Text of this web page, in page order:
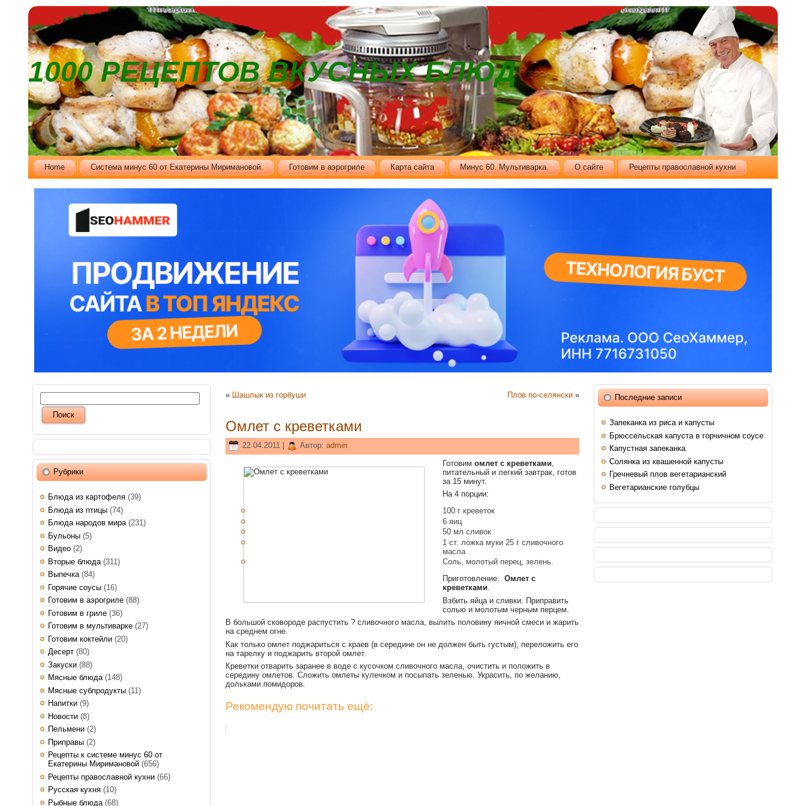
1000 РЕЦЕПТОВ ВКУСНЫХ БЛЮД
Home Cистема минус 60 от Екатерины Миримановой. Готовим в аэрогриле Карта сайта Минус 60. Мультиварка. О сайте Рецепты православной кухни
Рубрики
Блюда из картофеля (39)
Блюда из птицы (74)
Блюда народов мира(231)
Бульоны (5)
Видео (2)
Вторые блюда (311)
Выпечка(84)
Горячие соусы (16)
Готовим в аэрогриле (88)
Готовим в гриле (36)
Готовим в мультиварке (27)
Готовим коктейли (20)
Десерт (80)
Закуски (88)
Мясные блюда(148)
Мясные субпродукты (11)
Напитки (9)
Новости (8)
Пельмени (2)
Приправы (2)
Рецепты к системе минус 60 от
Екатерины Миримановой (656)
Рецепты православной кухни (66)
Русская кухня (10)
Рыбные блюда (68)
« Шашлык из горбуши Плов по-селянски »
Омлет с креветками
22.04.2011 | Автор: admin
Готовим омлет с креветками
питательный и легкий завтрак, готов
за 15 минут.
На 4 порции:
100 г креветок
6 яиц
50 мл сливок
1 ст. ложка муки 25 г сливочного
масла
Соль, молотый перец, зелень.
Приготовление: Омлет с
креветками.
Взбить яйца и сливки. Приправить
солью и молотым черным перцем.
В большой сковороде распустить ? сливочного масла, вылить половину яичной смеси и жарить
на среднем огне.
Как только омлет поджариться с краев (в середине он не должен быть густым), переложить его
на тарелку и поджарить второй омлет.
Креветки отварить заранее в воде с кусочком сливочного масла, очистить и положить в
середину омлетов. Сложить омлеты кулечком и посыпать зеленью. Украсить, по желанию,
дольками помидоров.
Рекомендую почитать ещё:
Последние записи
Запеканка из риса и капусты
Брюссельская капуста в горчичном соусе
Капустная запеканка
Солянка из квашенной капусты
Гречневый плов вегетарианский
Вегетарианские голубцы